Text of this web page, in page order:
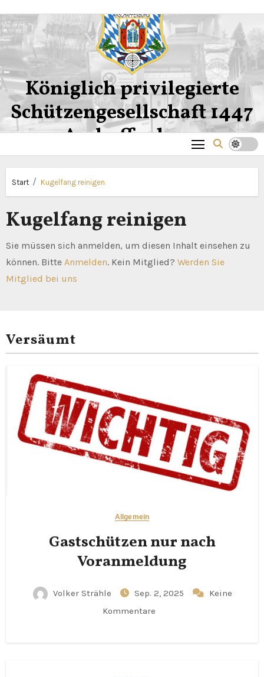
Inhalt
springen
Königlich privilegierte
Schützengesellschaft 1447
Aschaffenburg
Start Kugelfang reinigen
Kugelfang reinigen
Sie müssen sich anmelden, um diesen Inhalt einsehen zu
können. Bitte Anmelden. Kein Mitglied? Werden Sie
Mitglied bei uns
Versäumt
Allgemein
Gastschützen nur nach
Voranmeldung
Volker Strähle Sep. 2, 2025
Keine
Kommentare